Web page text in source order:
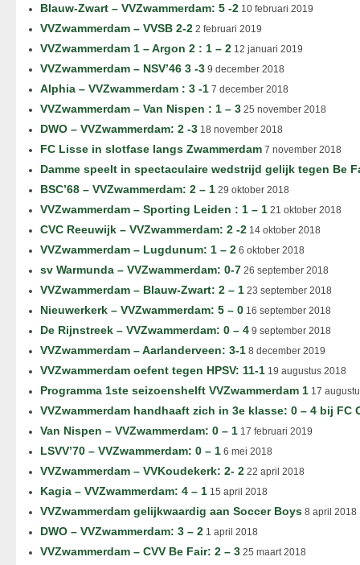
Blauw-Zwart – VVZwammerdam: 5 -2 10 februari 2019
VVZwammerdam – VVSB 2-2 2 februari 2019
VVZwammerdam 1 – Argon 2 : 1 – 2 12 januari 2019
VVZwammerdam – NSV’46 3 -3 9 december 2018
Alphia – VVZwammerdam : 3 -1 7 december 2018
VVZwammerdam – Van Nispen : 1 – 3 25 november 2018
DWO – VVZwammerdam: 2 -3 18 november 2018
FC Lisse in slotfase langs Zwammerdam 7 november 2018
Damme speelt in spectaculaire wedstrijd gelijk tegen Be
BSC’68 – VVZwammerdam: 2 – 1 29 oktober 2018
VVZwammerdam – Sporting Leiden : 1 – 1 21 oktober 2018
CVC Reeuwijk – VVZwammerdam: 2 -2 14 oktober 2018
VVZwammerdam – Lugdunum: 1 – 2 6 oktober 2018
sv Warmunda – VVZwammerdam: 0-7 26 september 2018
VVZwammerdam – Blauw-Zwart: 2 – 1 23 september 2018
Nieuwerkerk – VVZwammerdam: 5 – 0 16 september 2018
De Rijnstreek – VVZwammerdam: 0 – 4 9 september 2018
VVZwammerdam – Aarlanderveen: 3-1 8 december 2019
VVZwammerdam oefent tegen HPSV: 11-1 19 augustus 2018
Programma 1ste seizoenshelft VVZwammerdam 1 17
VVZwammerdam handhaaft zich in 3e klasse: 0 – 4 bij FC
Van Nispen – VVZwammerdam: 0 – 1 17 februari 2019
LSVV’70 – VVZwammerdam: 0 – 1 6 mei 2018
VVZwammerdam – VVKoudekerk: 2- 2 22 april 2018
Kagia – VVZwammerdam: 4 – 1 15 april 2018
VVZwammerdam gelijkwaardig aan Soccer Boys 8 april 2018
DWO – VVZwammerdam: 3 – 2 1 april 2018
VVZwammerdam – CVV Be Fair: 2 – 3 25 maart 2018